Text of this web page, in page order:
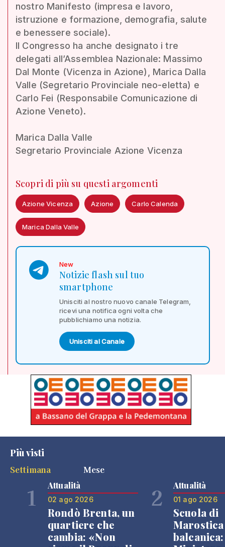
nostro Manifesto (impresa e lavoro,
istruzione e formazione, demografia, salute
e benessere sociale).
Il Congresso ha anche designato i tre
delegati all’Assemblea Nazionale: Massimo
Dal Monte (Vicenza in Azione), Marica Dalla
Valle (Segretario Provinciale neo-eletta) e
Carlo Fei (Responsabile Comunicazione di
Azione Veneto).
Marica Dalla Valle
Segretario Provinciale Azione Vicenza
Scopri di più su questi argomenti
Azione Vicenza Azione Carlo Calenda
Marica Dalla Valle
New
Notizie flash sul tuo
smartphone
Unisciti al nostro nuovo canale Telegram,
ricevi una notifica ogni volta che
pubblichiamo una notizia.
Unisciti al Canale
Più visti
Settimana
Mese
1 Attualità
02 ago 2026
Rondò Brenta, un
quartiere che
cambia: «Non
2 Attualità
01 ago 2026
Scuola di